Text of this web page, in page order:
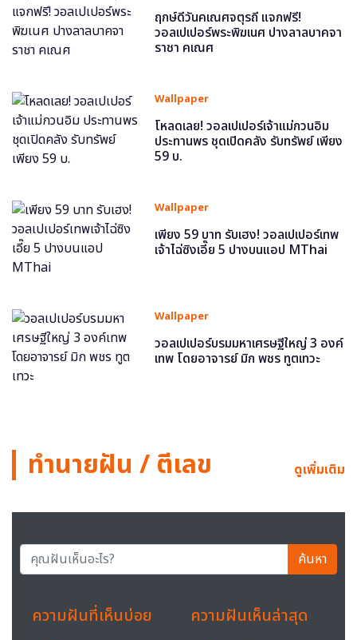
ฤกษ์ดีวันคเณศจตุรถี แจกฟรี!
วอลเปเปอร์พระพิฆเนศ ปางลาลบาคจา
ราชา คเณศ
Wallpaper
โหลดเลย! วอลเปเปอร์เจ้าแม่กวนอิม
ประทานพร ชุดเปิดคลัง รับทรัพย์ เพียง
59 บ.
Wallpaper
เพียง 59 บาท รับเฮง! วอลเปเปอร์เทพ
เจ้าไฉ่ซิงเอี๊ย 5 ปางบนแอป MThai
Wallpaper
วอลเปเปอร์บรมมหาเศรษฐีใหญ่ 3 องค์
เทพ โดยอาจารย์ มิก พชร ทูตเทวะ
ทำนายฝัน / ตีเลข ดูเพิ่มเติม
ค้นหา
ความฝันที่เห็นบ่อย ความฝันเห็นล่าสุด